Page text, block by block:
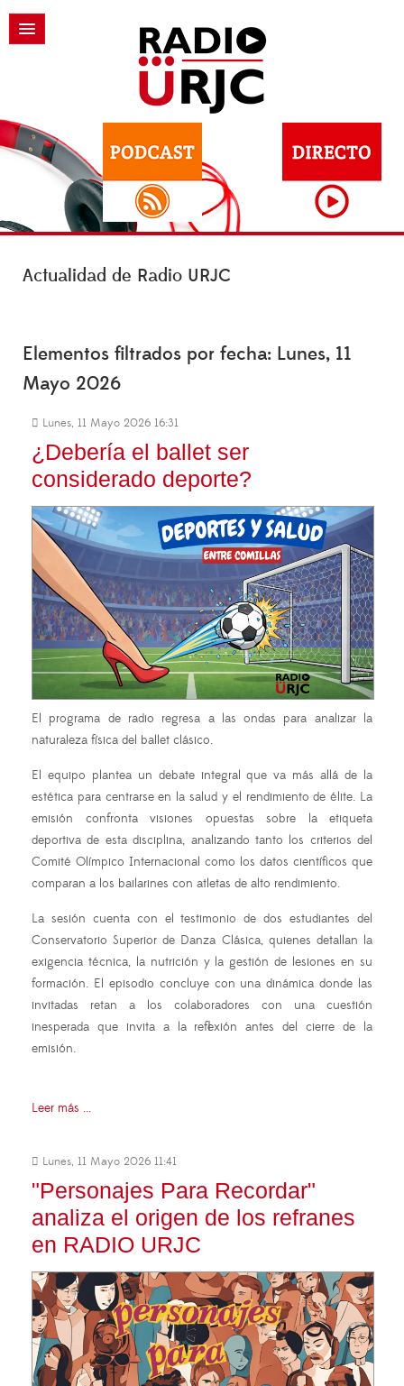
Actualidad de Radio URJC
Elementos filtrados por fecha: Lunes, 11
Mayo 2026
Lunes, 11 Mayo 2026 16:31
¿Debería el ballet ser
considerado deporte?
El programa de radio regresa a las ondas para analizar la
naturaleza física del ballet clásico.
El equipo plantea un debate integral que va más allá de la
estética para centrarse en la salud y el rendimiento de élite. La
emisión confronta visiones opuestas sobre la etiqueta
deportiva de esta disciplina, analizando tanto los criterios del
Comité Olímpico Internacional como los datos científicos que
comparan a los bailarines con atletas de alto rendimiento.
La sesión cuenta con el testimonio de dos estudiantes del
Conservatorio Superior de Danza Clásica, quienes detallan la
exigencia técnica, la nutrición y la gestión de lesiones en su
formación. El episodio concluye con una dinámica donde las
invitadas retan a los colaboradores con una cuestión
inesperada que invita a la reflexión antes del cierre de la
emisión.
Leer más ...
Lunes, 11 Mayo 2026 11:41
"Personajes Para Recordar"
analiza el origen de los refranes
en RADIO URJC